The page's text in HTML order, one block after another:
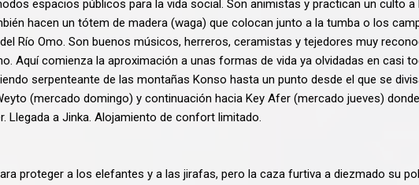
espacios públicos para la vida social. Son animistas y practican un culto
hacen un tótem de madera (waga) que colocan junto a la tumba o los
Río Omo. Son buenos músicos, herreros, ceramistas y tejedores muy
Aquí comienza la aproximación a unas formas de vida ya olvidadas en casi
serpenteante de las montañas Konso hasta un punto desde el que se
(mercado domingo) y continuación hacia Key Afer (mercado jueves)
Llegada a Jinka. Alojamiento de confort limitado.
proteger a los elefantes y a las jirafas, pero la caza furtiva a diezmado su